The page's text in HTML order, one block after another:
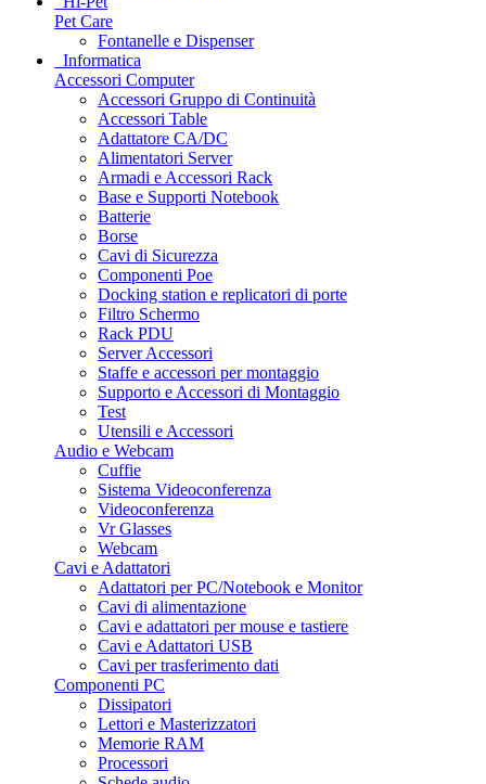
Pet Care
Fontanelle e Dispenser
Informatica
Accessori Computer
Accessori Gruppo di Continuità
Accessori Table
Adattatore CA/DC
Alimentatori Server
Armadi e Accessori Rack
Base e Supporti Notebook
Batterie
Borse
Cavi di Sicurezza
Componenti Poe
Docking station e replicatori di porte
Filtro Schermo
Rack PDU
Server Accessori
Staffe e accessori per montaggio
Supporto e Accessori di Montaggio
Test
Utensili e Accessori
Audio e Webcam
Cuffie
Sistema Videoconferenza
Videoconferenza
Vr Glasses
Webcam
Cavi e Adattatori
Adattatori per PC/Notebook e Monitor
Cavi di alimentazione
Cavi e adattatori per mouse e tastiere
Cavi e Adattatori USB
Cavi per trasferimento dati
Componenti PC
Dissipatori
Lettori e Masterizzatori
Memorie RAM
Processori